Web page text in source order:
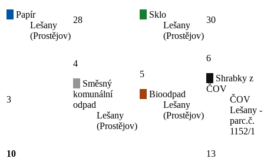
Papír
Lešany
(Prostějov)
28
Sklo
Lešany
(Prostějov)
30
3
4
Směsný
komunální
odpad
Lešany
(Prostějov)
5
Bioodpad
Lešany
(Prostějov)
6
Shrabky z
ČOV
ČOV
Lešany -
parc.č.
1152/1
10
13